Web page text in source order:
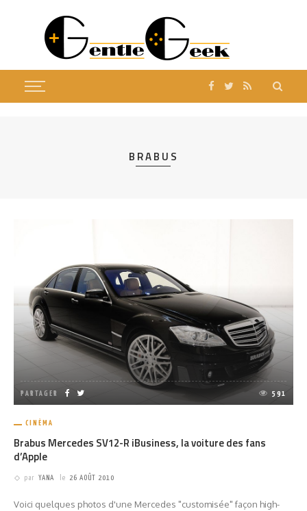
BRABUS
PARTAGER 591
CINÉMA
Brabus Mercedes SV12-R iBusiness, la voiture des fans
d’Apple
par YANA le 26 AOÛT 2010
Voici quelques photos d'une Mercedes "customisée" façon high-